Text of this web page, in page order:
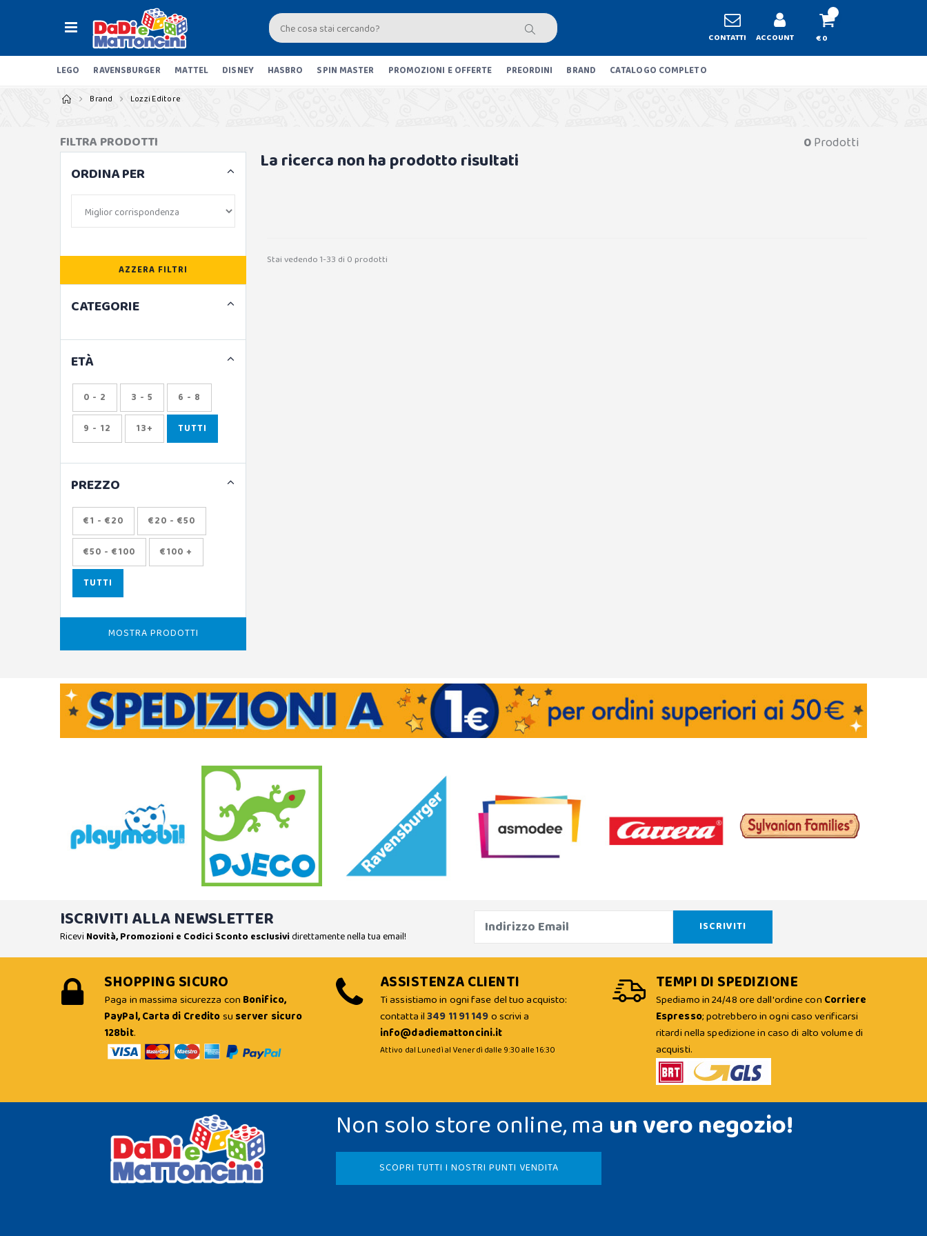
CONTATTI ACCOUNT € 0
LEGO RAVENSBURGER MATTEL DISNEY HASBRO SPIN MASTER PROMOZIONI E OFFERTE PREORDINI BRAND CATALOGO COMPLETO
Brand Lozzi Editore
0Prodotti
La ricerca non ha prodotto risultati
Stai vedendo 1-33 di 0 prodotti
FILTRA PRODOTTI
ORDINA PER
AZZERA FILTRI
CATEGORIE
ETÀ
0 - 2 3 - 5 6 - 8
9 - 12 13+ TUTTI
PREZZO
€1 - €20 €20 - €50
€50 - €100 €100 +
TUTTI
MOSTRA PRODOTTI
ISCRIVITI ALLA NEWSLETTER
Ricevi Novità, Promozioni e Codici Sconto esclusividirettamente nella tua email!
SHOPPING SICURO
Paga in massima sicurezza con Bonifico,
PayPal, Carta di Creditosu server sicuro
128bit.
ASSISTENZA CLIENTI
Ti assistiamo in ogni fase del tuo acquisto:
contatta il349 11 91 149o scrivi a
info@dadiemattoncini.it
Attivo dal Lunedì al Venerdì dalle 9:30 alle 16:30
TEMPI DI SPEDIZIONE
Spediamo in 24/48 ore dall'ordine con Corriere
Espresso; potrebbero in ogni caso verificarsi
ritardi nella spedizione in caso di alto volume di
acquisti.
Non solo store online, ma un vero negozio!
SCOPRI TUTTI I NOSTRI PUNTI VENDITA